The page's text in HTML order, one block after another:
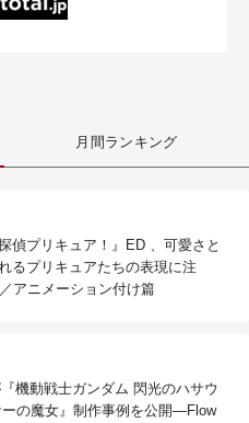
月間ランキング
偵プリキュア！』ED 、可愛さと
るプリキュアたちの表現に注
アニメーション付け篇
機動戦士ガンダム 閃光のハサウ
ーの魔女』制作事例を公開―Flow